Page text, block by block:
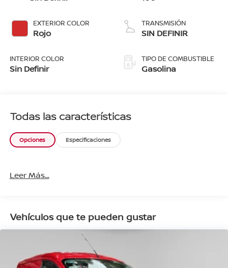
EXTERIOR COLOR
Rojo
INTERIOR COLOR
Sin Definir
TRANSMISIÓN
SIN DEFINIR
TIPO DE COMBUSTIBLE
Gasolina
Todas las características
Opciones Especificaciones
Leer Más...
Vehículos que te pueden gustar